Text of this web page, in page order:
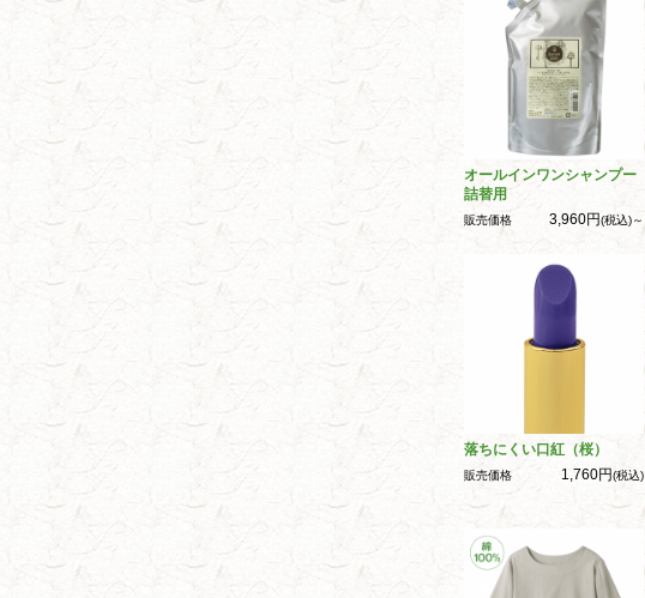
オールインワンシャンプー
詰替用
販売価格 3,960円(税込)～
落ちにくい口紅（桜）
販売価格 1,760円(税込)